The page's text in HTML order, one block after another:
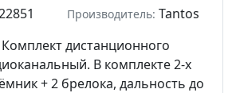
Производитель: Tantos
дистанционного
В комплекте 2-х
+ 2 брелока, дальность до